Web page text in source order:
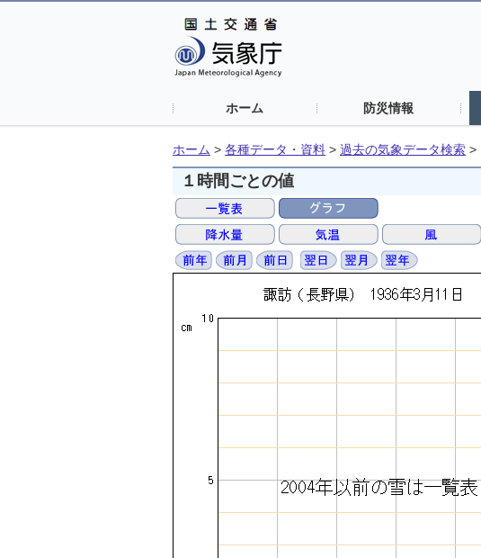
ホーム 防災情報
ホーム > 各種データ・資料 > 過去の気象データ検索 >
１時間ごとの値